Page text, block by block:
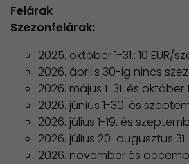
Felárak
Szezonfelárak:
2025. október 1-31.: 10 EUR/
2026. április 30-ig nincs
2026. május 1-31. és október
2026. június 1-30. és
2026. július 1-19. és
2026. július 20-augusztus
2026. november és